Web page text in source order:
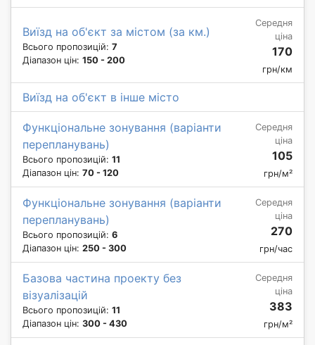
Виїзд на об'єкт за містом (за км.)
Всього пропозицій: 7
Діапазон цін: 150 - 200
Середня
ціна
170
грн/км
Виїзд на об'єкт в інше місто
Функціональне зонування (варіанти
перепланувань)
Всього пропозицій: 11
Діапазон цін: 70 - 120
Середня
ціна
105
грн/м²
Функціональне зонування (варіанти
перепланувань)
Всього пропозицій: 6
Діапазон цін: 250 - 300
Середня
ціна
270
грн/час
Базова частина проекту без
візуалізацій
Всього пропозицій: 11
Діапазон цін: 300 - 430
Середня
ціна
383
грн/м²